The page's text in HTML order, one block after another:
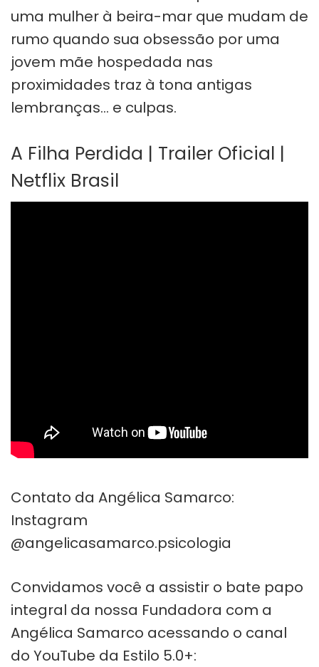
uma mulher à beira-mar que mudam de
rumo quando sua obsessão por uma
jovem mãe hospedada nas
proximidades traz à tona antigas
lembranças… e culpas.
A Filha Perdida | Trailer Oficial |
Netflix Brasil
Contato da Angélica Samarco:
Instagram
@angelicasamarco.psicologia
Convidamos você a assistir o bate papo
integral da nossa Fundadora com a
Angélica Samarco acessando o canal
do YouTube da Estilo 5.0+: